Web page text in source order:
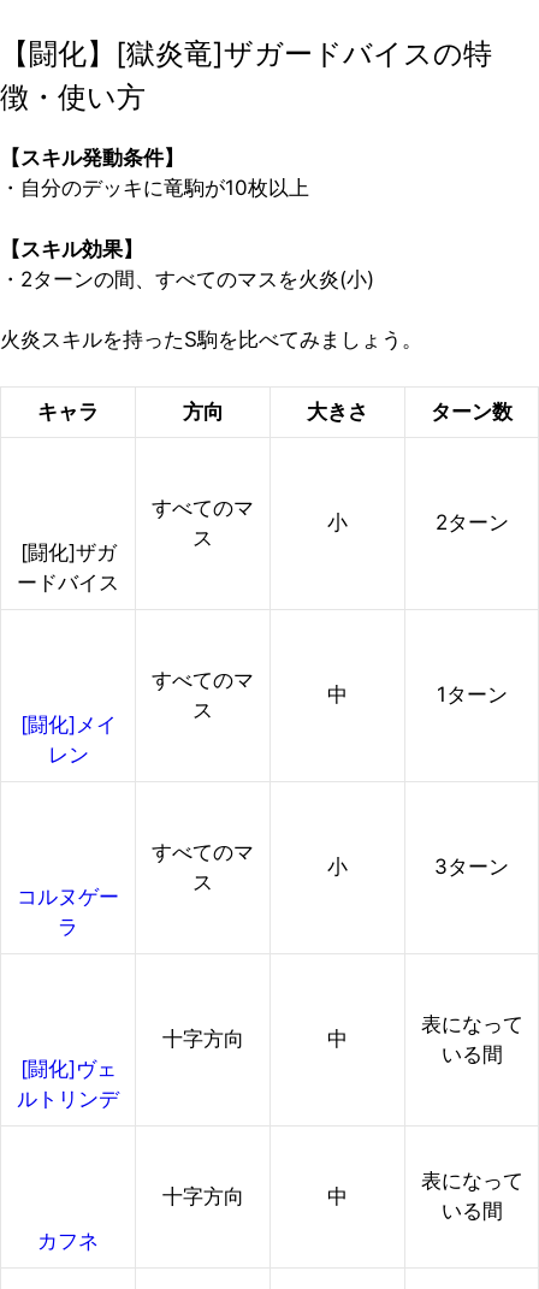
【闘化】[獄炎竜]ザガードバイスの特
徴・使い方
【スキル発動条件】
・自分のデッキに竜駒が10枚以上
【スキル効果】
・2ターンの間、 すべてのマス を火炎(小)
火炎スキルを持ったS駒を比べてみましょう。
キャラ 方向 大きさ ターン数
[闘化]ザガ
ードバイス
すべてのマ
ス
小 2ターン
[闘化]メイ
レン
すべてのマ
ス
中 1ターン
コルヌゲー
ラ
すべてのマ
ス
小 3ターン
[闘化]ヴェ
ルトリンデ
十字方向 中
表になって
いる間
カフネ
十字方向 中
表になって
いる間